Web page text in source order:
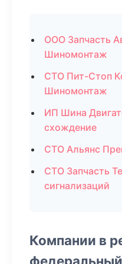
ООО Запчасть
Шиномонтаж
СТО Пит-Стоп
Шиномонтаж
ИП Шина
схождение
СТО Альянс
СТО Запчасть
сигнализаций
Компании в